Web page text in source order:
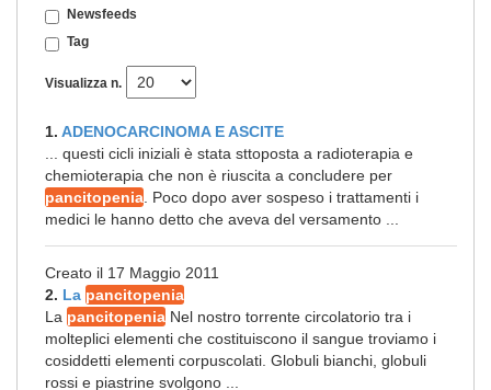
Newsfeeds
Tag
Visualizza n.
1. ADENOCARCINOMA E ASCITE
... questi cicli iniziali è stata sttoposta a radioterapia e
chemioterapia che non è riuscita a concludere per
pancitopenia . Poco dopo aver sospeso i trattamenti i
medici le hanno detto che aveva del versamento ...
Creato il 17 Maggio 2011
2. La pancitopenia
La pancitopenia Nel nostro torrente circolatorio tra i
molteplici elementi che costituiscono il sangue troviamo i
cosiddetti elementi corpuscolati. Globuli bianchi, globuli
rossi e piastrine svolgono ...